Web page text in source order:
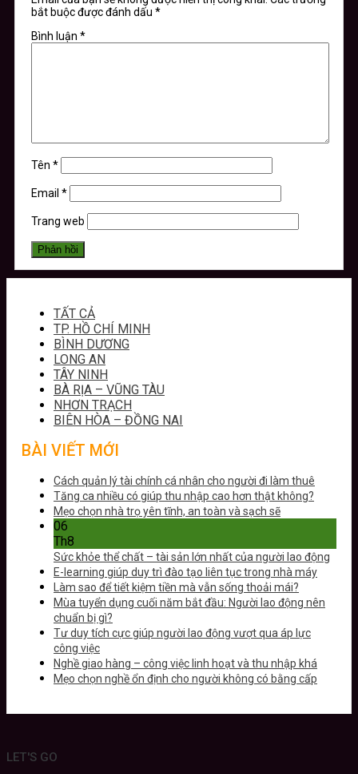
bắt buộc được đánh dấu *
Bình luận *
Tên *
Email *
Trang web
TẤT CẢ
TP. HỒ CHÍ MINH
BÌNH DƯƠNG
LONG AN
TÂY NINH
BÀ RỊA – VŨNG TÀU
NHƠN TRẠCH
BIÊN HÒA – ĐỒNG NAI
BÀI VIẾT MỚI
Cách quản lý tài chính cá nhân cho người đi làm thuê
Tăng ca nhiều có giúp thu nhập cao hơn thật không?
Mẹo chọn nhà trọ yên tĩnh, an toàn và sạch sẽ
06
Th8
Sức khỏe thể chất – tài sản lớn nhất của người lao động
E-learning giúp duy trì đào tạo liên tục trong nhà máy
Làm sao để tiết kiệm tiền mà vẫn sống thoải mái?
Mùa tuyển dụng cuối năm bắt đầu: Người lao động nên
chuẩn bị gì?
Tư duy tích cực giúp người lao động vượt qua áp lực
công việc
Nghề giao hàng – công việc linh hoạt và thu nhập khá
Mẹo chọn nghề ổn định cho người không có bằng cấp
LET'S GO